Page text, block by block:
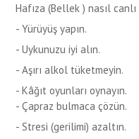
Hafıza (Bellek ) nasıl canlı
- Yürüyüş yapın.
- Uykunuzu iyi alın.
- Aşırı alkol tüketmeyin.
- Kâğıt oyunları oynayın.
- Çapraz bulmaca çözün.
- Stresi (gerilimi) azaltın.